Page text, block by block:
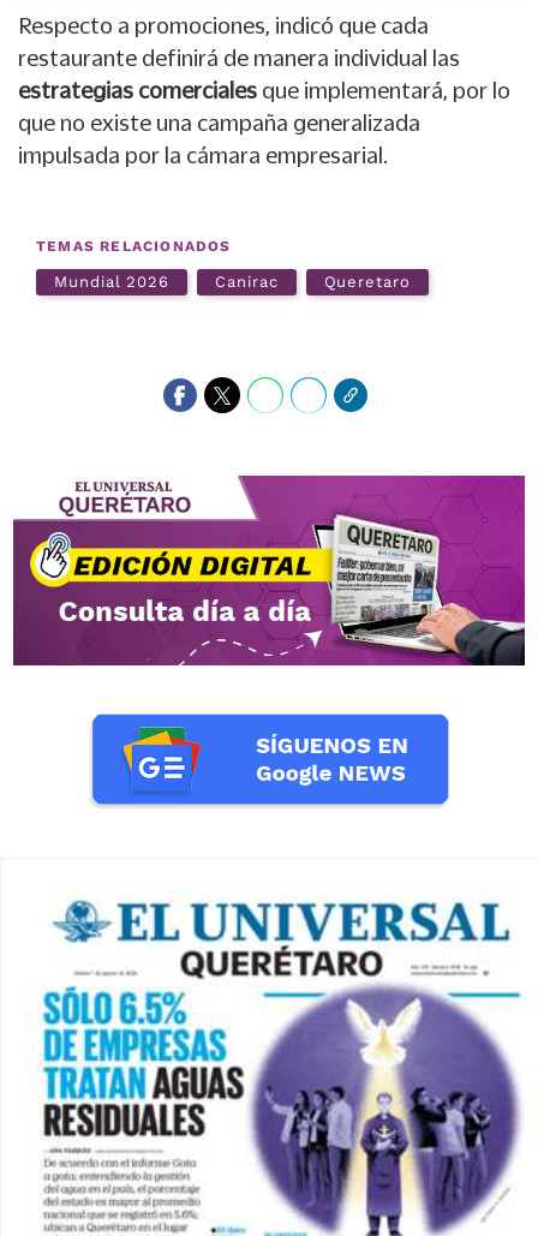
Respecto a promociones, indicó que cada
restaurante definirá de manera individual las
estrategias comerciales que implementará, por lo
que no existe una campaña generalizada
impulsada por la cámara empresarial.
TEMAS RELACIONADOS
Mundial 2026 Canirac Queretaro